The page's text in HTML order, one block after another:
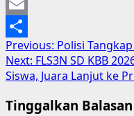
Mastodon
Email
Share
Post
navigation
Previous: Polisi
Next: FLS3N SD KBB
Siswa, Juara Lanjut ke
Tinggalkan Balasan